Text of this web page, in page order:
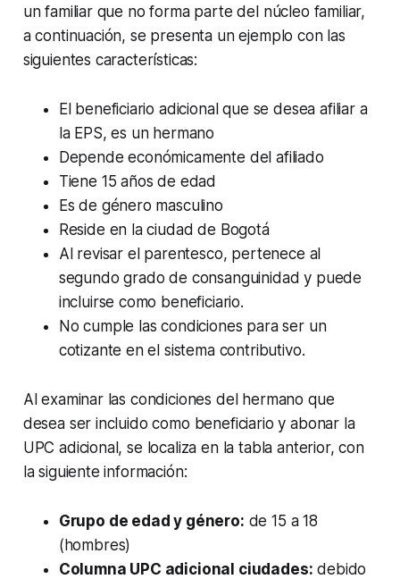
un familiar que no forma parte del núcleo familiar,
a continuación, se presenta un ejemplo con las
siguientes características:
El beneficiario adicional que se desea afiliar a
la EPS, es un hermano
Depende económicamente del afiliado
Tiene 15 años de edad
Es de género masculino
Reside en la ciudad de Bogotá
Al revisar el parentesco, pertenece al
segundo grado de consanguinidad y puede
incluirse como beneficiario.
No cumple las condiciones para ser un
cotizante en el sistema contributivo.
Al examinar las condiciones del hermano que
desea ser incluido como beneficiario y abonar la
UPC adicional, se localiza en la tabla anterior, con
la siguiente información:
Grupo de edad y género: de 15 a 18
(hombres)
Columna UPC adicional ciudades: debido